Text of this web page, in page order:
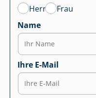
Herr
Frau
Name
Ihre E-Mail